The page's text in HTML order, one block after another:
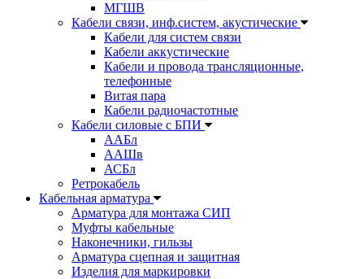
МГШВ
Кабели связи, инф.систем, акустические
Кабели для систем связи
Кабели аккустические
Кабели и провода трансляционные,
телефонные
Витая пара
Кабели радиочастотные
Кабели силовые с БПИ
ААБл
ААШв
АСБл
Ретрокабель
Кабельная арматура
Арматура для монтажа СИП
Муфты кабельные
Наконечники, гильзы
Арматура сцепная и защитная
Изделия для маркировки